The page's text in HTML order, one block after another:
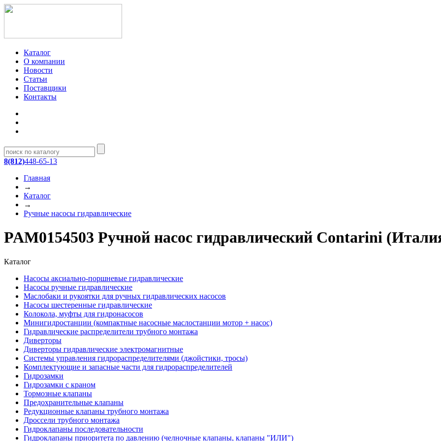
Каталог
О компании
Новости
Статьи
Поставщики
Контакты
8(812)448-65-13
Главная
→
Каталог
→
Ручные насосы гидравлические
PAM0154503 Ручной насос гидравлический Contarini
Каталог
Насосы аксиально-поршневые гидравлические
Насосы ручные гидравлические
Маслобаки и рукоятки для ручных гидравлических насосов
Насосы шестеренные гидравлические
Колокола, муфты для гидронасосов
Минигидростанции (компактные насосные маслостанции мотор + насос)
Гидравлические распределители трубного монтажа
Диверторы
Диверторы гидравлические электромагнитные
Системы управления гидрораспределителями (джойстики, тросы)
Комплектующие и запасные части для гидрораспределителей
Гидрозамки
Гидрозамки с краном
Тормозные клапаны
Предохранительные клапаны
Редукционные клапаны трубного монтажа
Дроссели трубного монтажа
Гидроклапаны последовательности
Гидроклапаны приоритета по давлению (челночные клапаны, клапаны "ИЛИ")